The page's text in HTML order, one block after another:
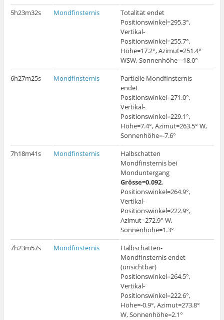
5h23m32s
Mondfinsternis
Totalität endet
Positionswinkel=295.3°,
Vertikal-
Positionswinkel=255.7°,
Höhe=17.2°, Azimut=251.4°
WSW, Sonnenhöhe=-18.0°
6h27m25s
Mondfinsternis
Partielle Mondfinsternis
endet
Positionswinkel=271.0°,
Vertikal-
Positionswinkel=229.1°,
Höhe=7.4°, Azimut=263.5° W,
Sonnenhöhe=-7.6°
7h18m41s
Mondfinsternis
Halbschatten
Mondfinsternis bei
Monduntergang
Grösse=0.092,
Positionswinkel=264.9°,
Vertikal-
Positionswinkel=222.9°,
Azimut=272.9° W,
Sonnenhöhe=1.3°
7h23m57s
Mondfinsternis
Halbschatten-
Mondfinsternis endet
(unsichtbar)
Positionswinkel=264.5°,
Vertikal-
Positionswinkel=222.6°,
Höhe=-0.9°, Azimut=273.8°
W, Sonnenhöhe=2.1°